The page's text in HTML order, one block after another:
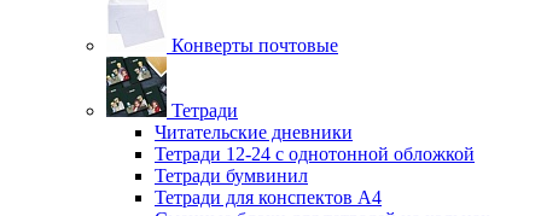
Конверты почтовые
Тетради
Читательские дневники
Тетради 12-24 с однотонной обложкой
Тетради бумвинил
Тетради для конспектов А4